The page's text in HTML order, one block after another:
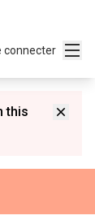
connecter
this